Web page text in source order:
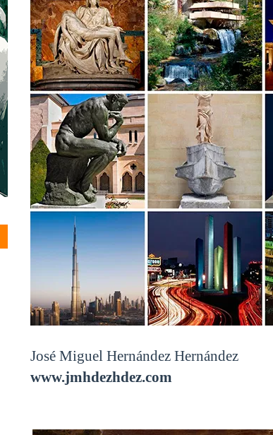
José Miguel Hernández Hernández
www.jmhdezhdez.com